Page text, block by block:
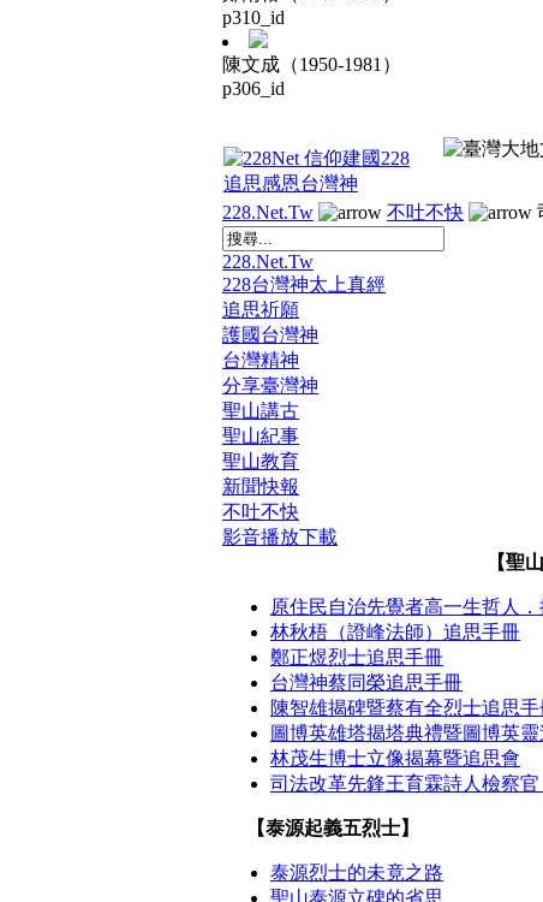
p310_id
陳文成（1950-1981）
p306_id
228.Net.Tw 不吐不快
228.Net.Tw
228台灣神太上真經
追思祈願
護國台灣神
台灣精神
分享臺灣神
聖山講古
聖山紀事
聖山教育
新聞快報
不吐不快
影音播放下載
【聖
原住民自治先覺者高一生哲人
林秋梧（證峰法師）追思手冊
鄭正煜烈士追思手冊
台灣神蔡同榮追思手冊
陳智雄揭碑暨蔡有全烈士追思手
圖博英雄塔揭塔典禮暨圖博英
林茂生博士立像揭幕暨追思會
司法改革先鋒王育霖詩人檢察
【泰源起義五烈士】
泰源烈士的未竟之路
聖山泰源立碑的省思